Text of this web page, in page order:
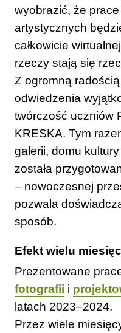
wyobrazić, że
artystycznych
całkowicie
rzeczy stają się
Z ogromną
odwiedzenia
twórczość uczniów
KRESKA. Tym
galerii, domu
została
– nowoczesnej
pozwala
sposób.
Efekt wielu
Prezentowane
fotografii i
latach 2023–2024.
Przez wiele